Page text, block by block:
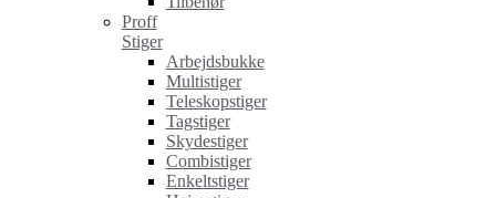
Proff
Stiger
Arbejdsbukke
Multistiger
Teleskopstiger
Tagstiger
Skydestiger
Combistiger
Enkeltstiger